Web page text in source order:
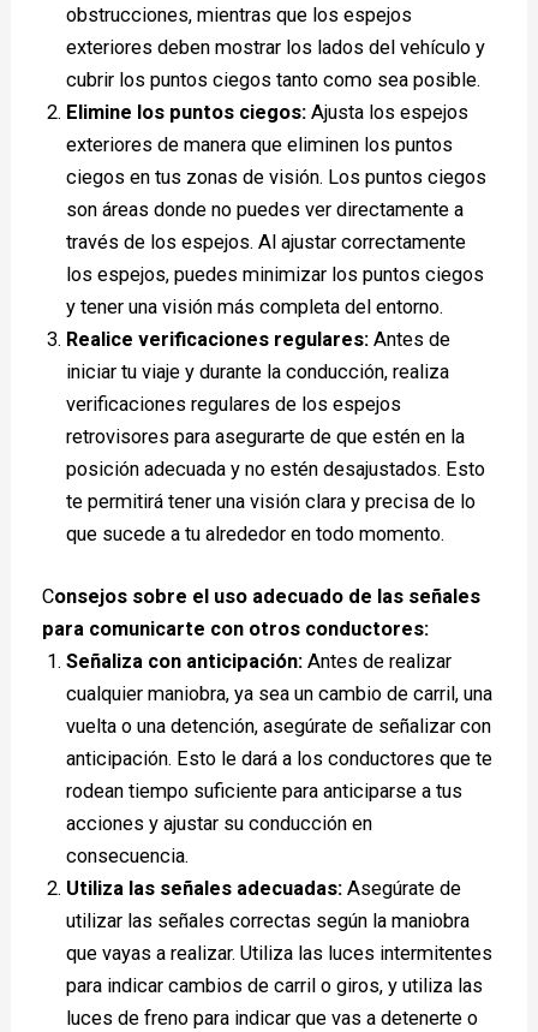
obstrucciones, mientras que los espejos
exteriores deben mostrar los lados del vehículo y
cubrir los puntos ciegos tanto como sea posible.
Elimine los puntos ciegos: Ajusta los espejos
exteriores de manera que eliminen los puntos
ciegos en tus zonas de visión. Los puntos ciegos
son áreas donde no puedes ver directamente a
través de los espejos. Al ajustar correctamente
los espejos, puedes minimizar los puntos ciegos
y tener una visión más completa del entorno.
Realice verificaciones regulares: Antes de
iniciar tu viaje y durante la conducción, realiza
verificaciones regulares de los espejos
retrovisores para asegurarte de que estén en la
posición adecuada y no estén desajustados. Esto
te permitirá tener una visión clara y precisa de lo
que sucede a tu alrededor en todo momento.
Consejos sobre el uso adecuado de las señales
para comunicarte con otros conductores:
Señaliza con anticipación: Antes de realizar
cualquier maniobra, ya sea un cambio de carril, una
vuelta o una detención, asegúrate de señalizar con
anticipación. Esto le dará a los conductores que te
rodean tiempo suficiente para anticiparse a tus
acciones y ajustar su conducción en
consecuencia.
Utiliza las señales adecuadas:Asegúrate de
utilizar las señales correctas según la maniobra
que vayas a realizar. Utiliza las luces intermitentes
para indicar cambios de carril o giros, y utiliza las
luces de freno para indicar que vas a detenerte o